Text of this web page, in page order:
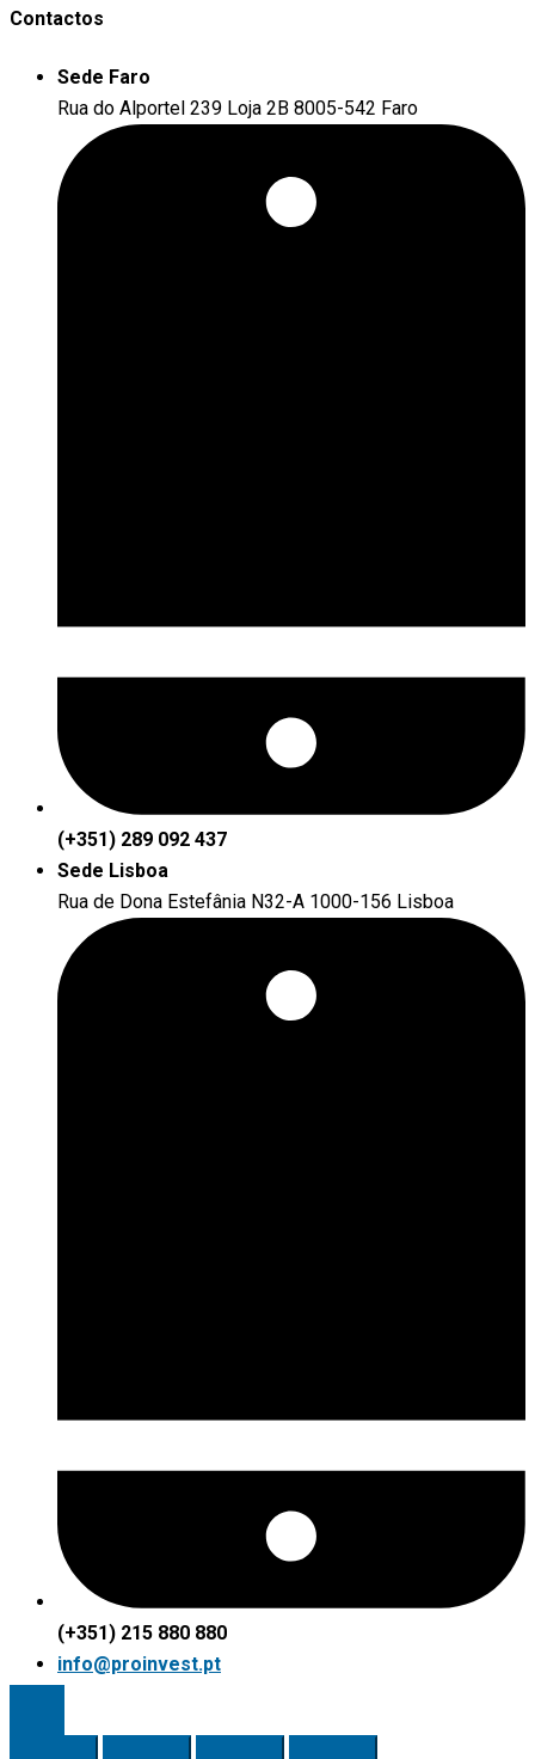
Contactos
Sede Faro
Rua do Alportel 239 Loja 2B 8005-542 Faro
(+351) 289 092 437
Sede Lisboa
Rua de Dona Estefânia N32-A 1000-156 Lisboa
(+351) 215 880 880
info@proinvest.pt